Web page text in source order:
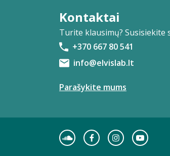
Kontaktai
Turite klausimų? Susisiekite
+370 667 80 541
info@elvislab.lt
Parašykite mums